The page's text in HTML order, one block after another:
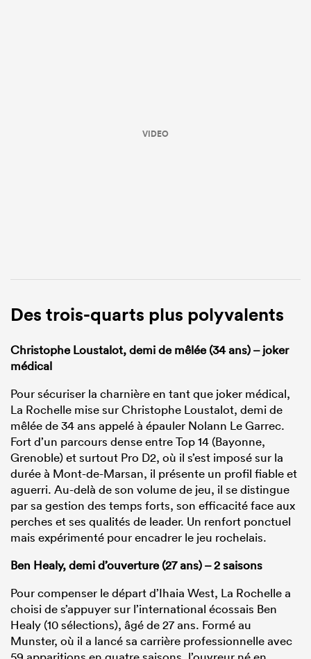
VIDEO
Des trois-quarts plus polyvalents
Christophe Loustalot, demi de mêlée (34 ans) – joker
médical
Pour sécuriser la charnière en tant que joker médical,
La Rochelle mise sur Christophe Loustalot, demi de
mêlée de 34 ans appelé à épauler Nolann Le Garrec.
Fort d’un parcours dense entre Top 14 (Bayonne,
Grenoble) et surtout Pro D2, où il s’est imposé sur la
durée à Mont-de-Marsan, il présente un profil fiable et
aguerri. Au-delà de son volume de jeu, il se distingue
par sa gestion des temps forts, son efficacité face aux
perches et ses qualités de leader. Un renfort ponctuel
mais expérimenté pour encadrer le jeu rochelais.
Ben Healy, demi d’ouverture (27 ans) – 2 saisons
Pour compenser le départ d’Ihaia West, La Rochelle a
choisi de s’appuyer sur l’international écossais Ben
Healy (10 sélections), âgé de 27 ans. Formé au
Munster, où il a lancé sa carrière professionnelle avec